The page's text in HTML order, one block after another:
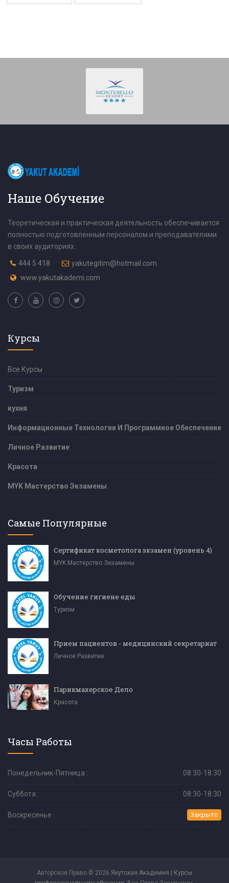
Наше Обучение
Теоретическая и практическая деятельность обеспечивается
полностью подготовленным персоналом и преподавателями
в своих аудиториях.
444 5 418
yakutegitim@hotmail.com
www.yakutakademi.com
Курсы
Все Курсы
Туризм
кухня
Информационные Технологии И Программное Обеспечение
Личное Развитие
Красота
MYK Мастерство Экзамены
Самые Популярные
Сертификат косметолога экзамен (уровень 4)
MYK Мастерство Экзамены
Обучение гигиене еды
Туризм
Прием пациентов - медицинский секретариат
Личное Развитие
Парикмахерское Дело
Красота
Часы Работы
Понедельник-Пятница : 08:30-18:30
Суббота : 08:30-18:30
Воскресенье : Закрыто
Авторское Право © 2026 Якутская Академия | Курсы